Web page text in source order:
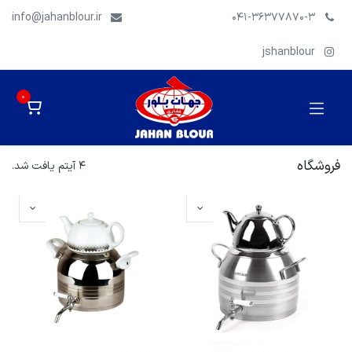
041-36377870-3
info@jahanblour.ir
jshanblour
0
فروشگاه 4 آیتم یافت شد.